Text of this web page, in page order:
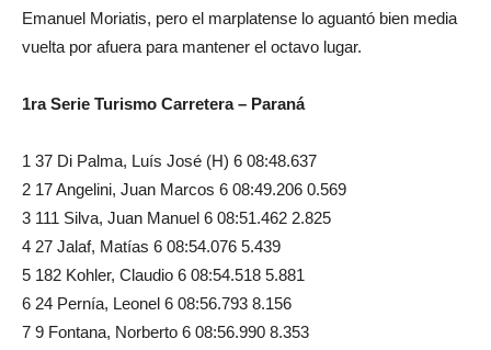
Emanuel Moriatis, pero el marplatense lo aguantó bien media
vuelta por afuera para mantener el octavo lugar.
1ra Serie Turismo Carretera – Paraná
1 37 Di Palma, Luís José (H) 6 08:48.637
2 17 Angelini, Juan Marcos 6 08:49.206 0.569
3 111 Silva, Juan Manuel 6 08:51.462 2.825
4 27 Jalaf, Matías 6 08:54.076 5.439
5 182 Kohler, Claudio 6 08:54.518 5.881
6 24 Pernía, Leonel 6 08:56.793 8.156
7 9 Fontana, Norberto 6 08:56.990 8.353